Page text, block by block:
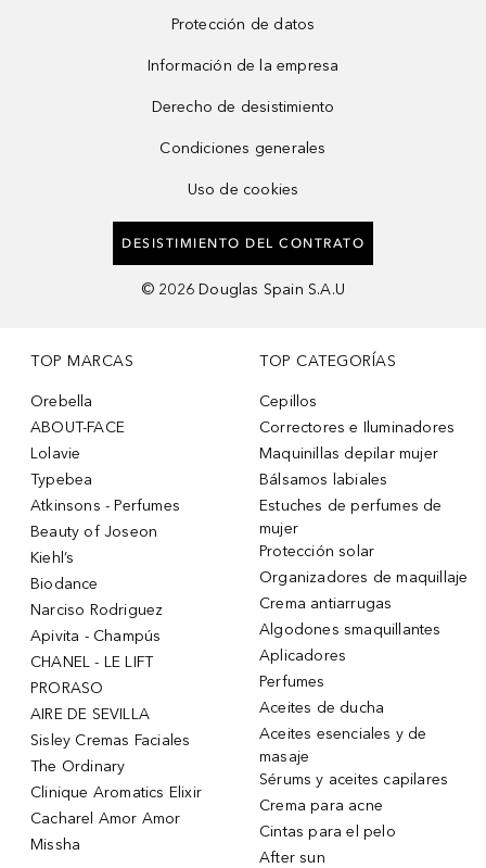
Protección de datos
Información de la empresa
Derecho de desistimiento
Condiciones generales
Uso de cookies
DESISTIMIENTO DEL CONTRATO
© 2026 Douglas Spain S.A.U
TOP MARCAS
Orebella
ABOUT-FACE
Lolavie
Typebea
Atkinsons - Perfumes
Beauty of Joseon
Kiehl’s
Biodance
Narciso Rodriguez
Apivita - Champús
CHANEL - LE LIFT
PRORASO
AIRE DE SEVILLA
Sisley Cremas Faciales
The Ordinary
Clinique Aromatics Elixir
Cacharel Amor Amor
Missha
TOP CATEGORÍAS
Cepillos
Correctores e Iluminadores
Maquinillas depilar mujer
Bálsamos labiales
Estuches de perfumes de
mujer
Protección solar
Organizadores de maquillaje
Crema antiarrugas
Algodones smaquillantes
Aplicadores
Perfumes
Aceites de ducha
Aceites esenciales y de
masaje
Sérums y aceites capilares
Crema para acne
Cintas para el pelo
After sun